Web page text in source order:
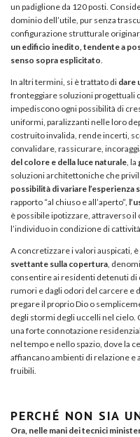
un padiglione da 120 posti.
dominio dell’utile, pur senza
configurazione strutturale
un edificio inedito, tendente a
senso sopra esplicitato.
In altri termini, si è trattato di dare
fronteggiare soluzioni progettuali
impediscono ogni possibilità di
uniformi, paralizzanti nelle loro
costruito invalida, rende incerti,
convalidare, rassicurare,
del colore e della luce naturale, la
soluzioni architettoniche che
possibilità di variare l’esperienza
rapporto “al chiuso e all’aperto”,
è possibile ipotizzare, attraverso
l’individuo in condizione di
A concretizzare i valori auspicati,
svettante sulla copertura,
consentire ai residenti detenuti di
rumori e dagli odori del carcere e
pregare il proprio Dio o
degli stormi degli uccelli nel cielo.
una forte connotazione
nel tempo e nello spazio, dove la
affiancano ambienti di relazione
fruibili.
PERCHÉ NON SIA
Ora, nelle mani dei tecnici